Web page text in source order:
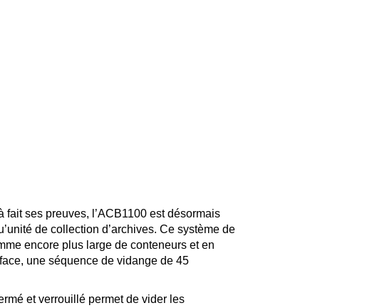
fait ses preuves, l’ACB1100 est désormais
de collection d’archives. Ce système de
encore plus large de conteneurs et en
une séquence de vidange de 45
et verrouillé permet de vider les